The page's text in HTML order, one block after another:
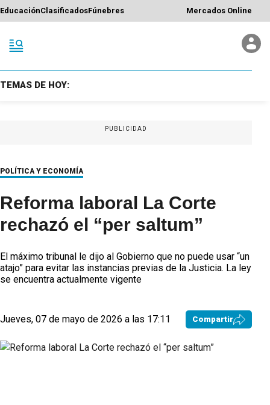
EducaciónClasificadosFúnebres Mercados Online
TEMAS DE HOY:
PUBLICIDAD
POLÍTICA Y ECONOMÍA
Reforma laboral La Corte
rechazó el “per saltum”
El máximo tribunal le dijo al Gobierno que no puede usar “un
atajo” para evitar las instancias previas de la Justicia. La ley
se encuentra actualmente vigente
Jueves, 07 de mayo de 2026 a las 17:11 Compartir